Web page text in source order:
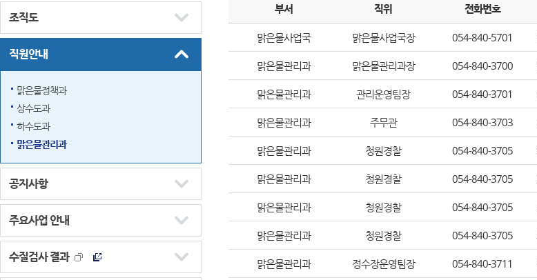
조직도
직원안내
맑은물정책과
상수도과
하수도과
맑은물관리과
공지사항
주요사업 안내
수질검사 결과
부서 직위 전화번호
맑은물사업국 맑은물사업국장 054-840-5701
맑은물관리과 맑은물관리과장 054-840-3700
맑은물관리과 관리운영팀장 054-840-3701
맑은물관리과 주무관 054-840-3703
맑은물관리과 청원경찰 054-840-3705
맑은물관리과 청원경찰 054-840-3705
맑은물관리과 청원경찰 054-840-3705
맑은물관리과 청원경찰 054-840-3705
맑은물관리과 정수장운영팀장 054-840-3711